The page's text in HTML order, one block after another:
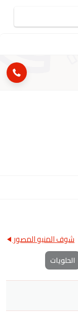
شوف المنيو المصور
الحلويات